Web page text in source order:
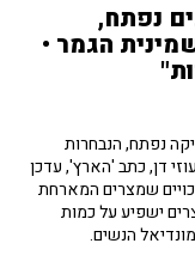
נפתח,
הגמר •
נפתח, הנבחרות
דן, כתב 'הארץ', עדכן
שמצרים המארחת
ישפיע על כמות
הנשים.